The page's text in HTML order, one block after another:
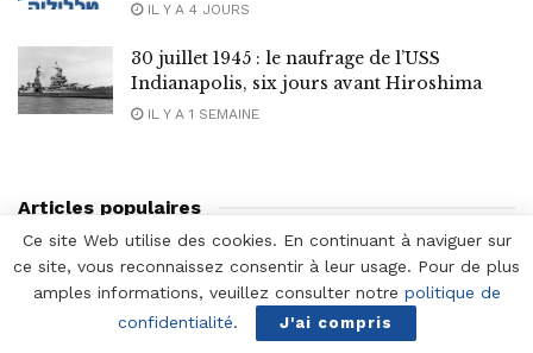
IL Y A 4 JOURS
30 juillet 1945 : le naufrage de l’USS
Indianapolis, six jours avant Hiroshima
IL Y A 1 SEMAINE
Articles populaires
Ce site Web utilise des cookies. En continuant à naviguer sur
ce site, vous reconnaissez consentir à leur usage. Pour de plus
amples informations, veuillez consulter notre politique de
confidentialité. J'ai compris